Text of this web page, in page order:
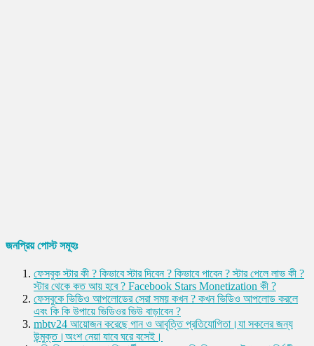
জনপ্রিয় পোস্ট সমূহঃ
ফেসবুক স্টার কী ? কিভাবে স্টার দিবেন ? কিভাবে পাবেন ? স্টার পেলে লাভ কী ?
স্টার থেকে কত আয় হবে ? Facebook Stars Monetization কী ?
ফেসবুকে ভিডিও আপলোডের সেরা সময় কখন ? কখন ভিডিও আপলোড করলে
এবং কি কি উপায়ে ভিডিওর ভিউ বাড়াবেন ?
mbtv24 আয়োজন করেছে গান ও আবৃত্তি প্রতিযোগিতা।যা সকলের জন্য
উন্মুক্ত।অংশ নেয়া যাবে ঘরে বসেই।